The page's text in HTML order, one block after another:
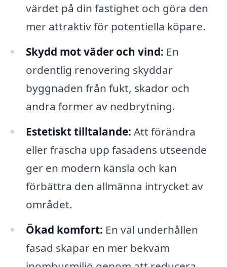
värdet på din fastighet och göra den
mer attraktiv för potentiella köpare.
Skydd mot väder och vind: En
ordentlig renovering skyddar
byggnaden från fukt, skador och
andra former av nedbrytning.
Estetiskt tilltalande: Att förändra
eller fräscha upp fasadens utseende
ger en modern känsla och kan
förbättra den allmänna intrycket av
området.
Ökad komfort: En väl underhållen
fasad skapar en mer bekväm